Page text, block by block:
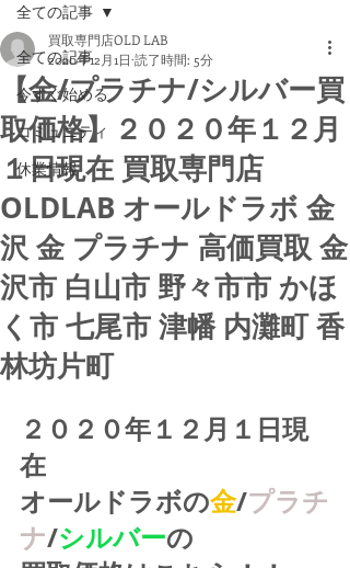
全ての記事
今すぐ始める
コミュニティ
休業情報
全ての記事
【金/プラチナ/シルバー買
取価格】２０２０年１２月
１日現在 買取専門店
OLDLAB オールドラボ 金
沢 金 プラチナ 高価買取 金
沢市 白山市 野々市市 かほ
く市 七尾市 津幡 内灘町 香
林坊片町
買取専門店OLD LAB
2020年12月1日 読了時間: 5分
２０２０年１２月１日現
在
オールドラボの金/プラチ
ナ/シルバーの